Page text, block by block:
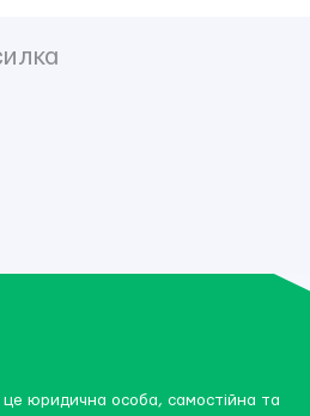
юридична особа, самостійна та